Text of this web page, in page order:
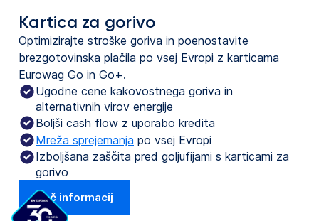
Kartica za gorivo
Optimizirajte stroške goriva in poenostavite
brezgotovinska plačila po vsej Evropi z karticama
Eurowag Go in Go+.
Ugodne cene kakovostnega goriva in
alternativnih virov energije
Boljši cash flow z uporabo kredita
Mreža sprejemanja po vsej Evropi
Izboljšana zaščita pred goljufijami s karticami za
gorivo
Več informacij